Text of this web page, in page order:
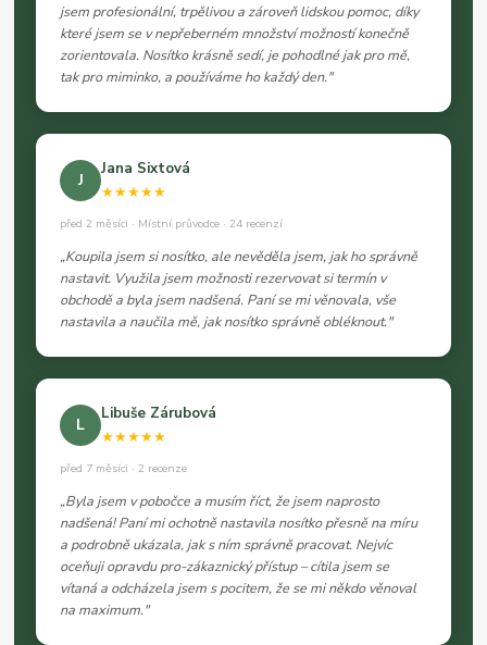
jsem profesionální, trpělivou a zároveň lidskou pomoc, díky
které jsem se v nepřeberném množství možností konečně
zorientovala. Nosítko krásně sedí, je pohodlné jak pro mě,
tak pro miminko, a používáme ho každý den."
J
Jana Sixtová
★★★★★
před 2 měsíci · Místní průvodce · 24 recenzí
„Koupila jsem si nosítko, ale nevěděla jsem, jak ho správně
nastavit. Využila jsem možnosti rezervovat si termín v
obchodě a byla jsem nadšená. Paní se mi věnovala, vše
nastavila a naučila mě, jak nosítko správně obléknout."
L
Libuše Zárubová
★★★★★
před 7 měsíci · 2 recenze
„Byla jsem v pobočce a musím říct, že jsem naprosto
nadšená! Paní mi ochotně nastavila nosítko přesně na míru
a podrobně ukázala, jak s ním správně pracovat. Nejvíc
oceňuji opravdu pro-zákaznický přístup – cítila jsem se
vítaná a odcházela jsem s pocitem, že se mi někdo věnoval
na maximum."